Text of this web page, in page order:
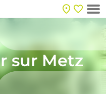
sur Metz